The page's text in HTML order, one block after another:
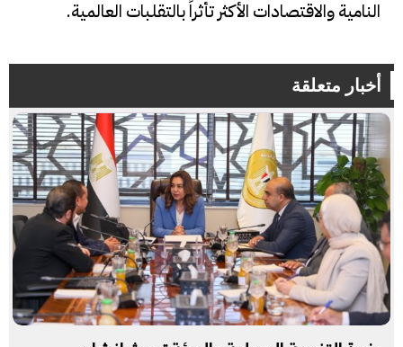
النامية والاقتصادات الأكثر تأثراً بالتقلبات العالمية.
أخبار متعلقة